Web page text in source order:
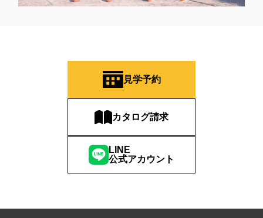
見学予約
カタログ請求
LINE
公式アカウント